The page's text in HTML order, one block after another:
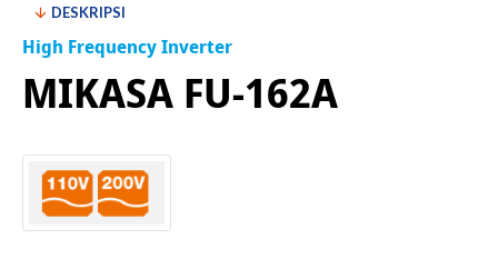
DESKRIPSI
High Frequency Inverter
MIKASA FU-162A